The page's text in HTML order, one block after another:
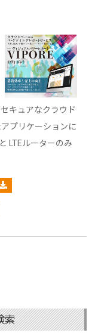
キュアなクラウド
プリケーションに
LTEルーターのみ
索